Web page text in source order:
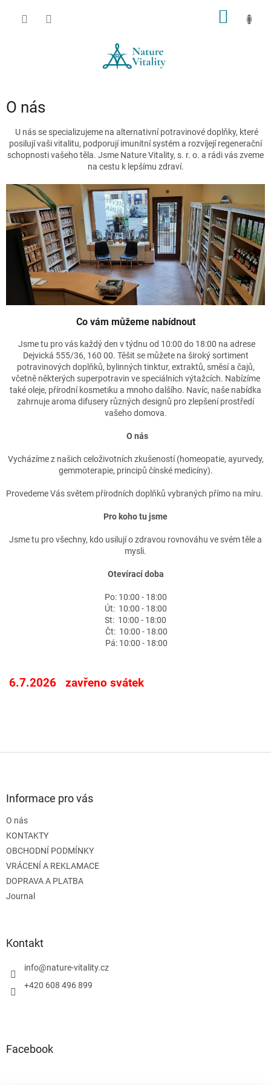
O nás
U nás se specializujeme na alternativní potravinové doplňky, které
posilují vaši vitalitu, podporují imunitní systém a rozvíjejí regenerační
schopnosti vašeho těla. Jsme Nature Vitality, s. r. o. a rádi vás zveme
na cestu k lepšímu zdraví.
Co vám můžeme nabídnout
Jsme tu pro vás každý den v týdnu od 10:00 do 18:00 na adrese
Dejvická 555/36, 160 00. Těšit se můžete na široký sortiment
potravinových doplňků, bylinných tinktur, extraktů, směsí a čajů,
včetně některých superpotravin ve speciálních výtažcích. Nabízíme
také oleje, přírodní kosmetiku a mnoho dalšího. Navíc, naše nabídka
zahrnuje aroma difusery různých designů pro zlepšení prostředí
vašeho domova.
O nás
Vycházíme z našich celoživotních zkušeností (homeopatie, ayurvedy,
gemmoterapie, principů čínské medicíny).
Provedeme Vás světem přírodních doplňků vybraných přímo na míru.
Pro koho tu jsme
Jsme tu pro všechny, kdo usilují o zdravou rovnováhu ve svém těle a
mysli.
Otevírací doba
Po: 10:00 - 18:00
Út: 10:00 - 18:00
St: 10:00 - 18:00
Čt: 10:00 - 18:00
Pá: 10:00 - 18:00
6.7.2026 zavřeno svátek
Informace pro vás
O nás
KONTAKTY
OBCHODNÍ PODMÍNKY
VRÁCENÍ A REKLAMACE
DOPRAVA A PLATBA
Journal
Kontakt
info@nature-vitality.cz
+420 608 496 899
Facebook